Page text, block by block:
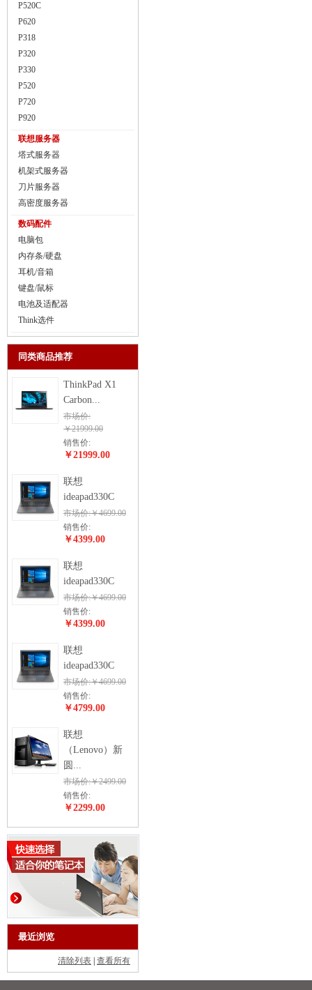
P520C
P620
P318
P320
P330
P520
P720
P920
联想服务器
塔式服务器
机架式服务器
刀片服务器
高密度服务器
数码配件
电脑包
内存条/硬盘
耳机/音箱
键盘/鼠标
电池及适配器
Think选件
同类商品推荐
ThinkPad X1
Carbon...
市场价:
￥21999.00
销售价:
￥21999.00
联想
ideapad330C
市场价:￥4699.00
销售价:
￥4399.00
联想
ideapad330C
市场价:￥4699.00
销售价:
￥4399.00
联想
ideapad330C
市场价:￥4699.00
销售价:
￥4799.00
联想
（Lenovo）新
圆...
市场价:￥2499.00
销售价:
￥2299.00
最近浏览
清除列表 查看所有